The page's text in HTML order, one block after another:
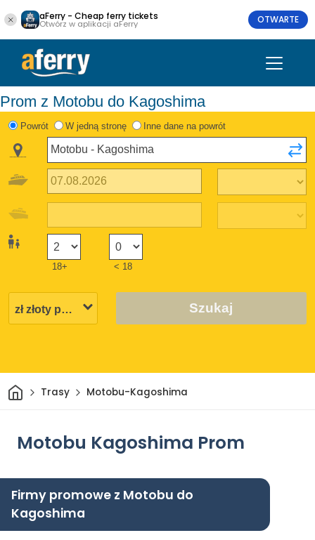
aFerry - Cheap ferry tickets
Otwórz w aplikacji aFerry OTWARTE
Prom z Motobu do Kagoshima
Powrót W jedną stronę Inne dane na powrót
18+ < 18
Szukaj
DomTrasy Motobu-Kagoshima
Motobu Kagoshima Prom
Firmy promowe z Motobu do
Kagoshima